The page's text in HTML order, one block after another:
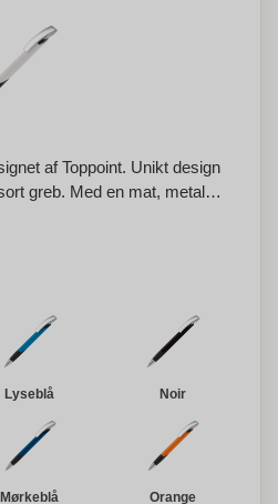
af Toppoint. Unikt design
greb. Med en mat, metal
pen kan personaliseres med
Lyseblå Noir
Mørkeblå Orange